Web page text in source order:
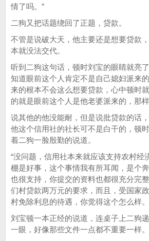
情了吗。”
二狗又把话题绕回了正题，贷款。
不管是说破大天，他主要还是想要贷款
本就没法交代。
听到二狗这句话，顿时刘宝的眼睛就亮
知道眼前这个人肯定不是自己媳妇派来
来的根本不会这么想要贷款，心中顿时
的就是眼前这个人是他老婆派来的，那样
说其他的他没能耐，但是说批贷款的话
他这个信用社的社长可不是白干的，顿
着二狗一脸殷勤的说道。
“没问题，信用社本来就应该支持农村经
棚是好事，这个事情我有所耳闻，是个
也很支持，你提交的资料也都很充分完
们村贷款两万元的要求，而且，受国家
村免除利息的待遇，你觉得这个怎么样
刘宝顿一本正经的说道，连桌子上二狗
一眼，好像那些文件一点都不重要一样。